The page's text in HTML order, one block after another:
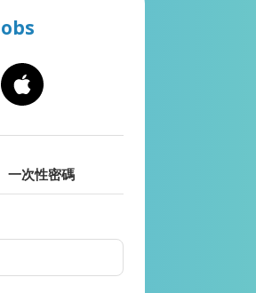
一次性密碼